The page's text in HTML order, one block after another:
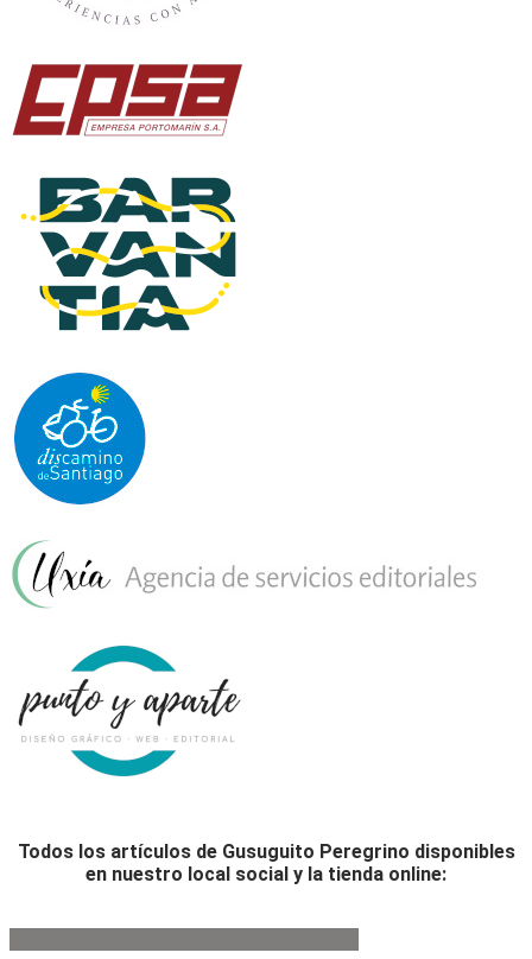
Todos los artículos de Gusuguito Peregrino disponibles
en nuestro local social y la tienda online: